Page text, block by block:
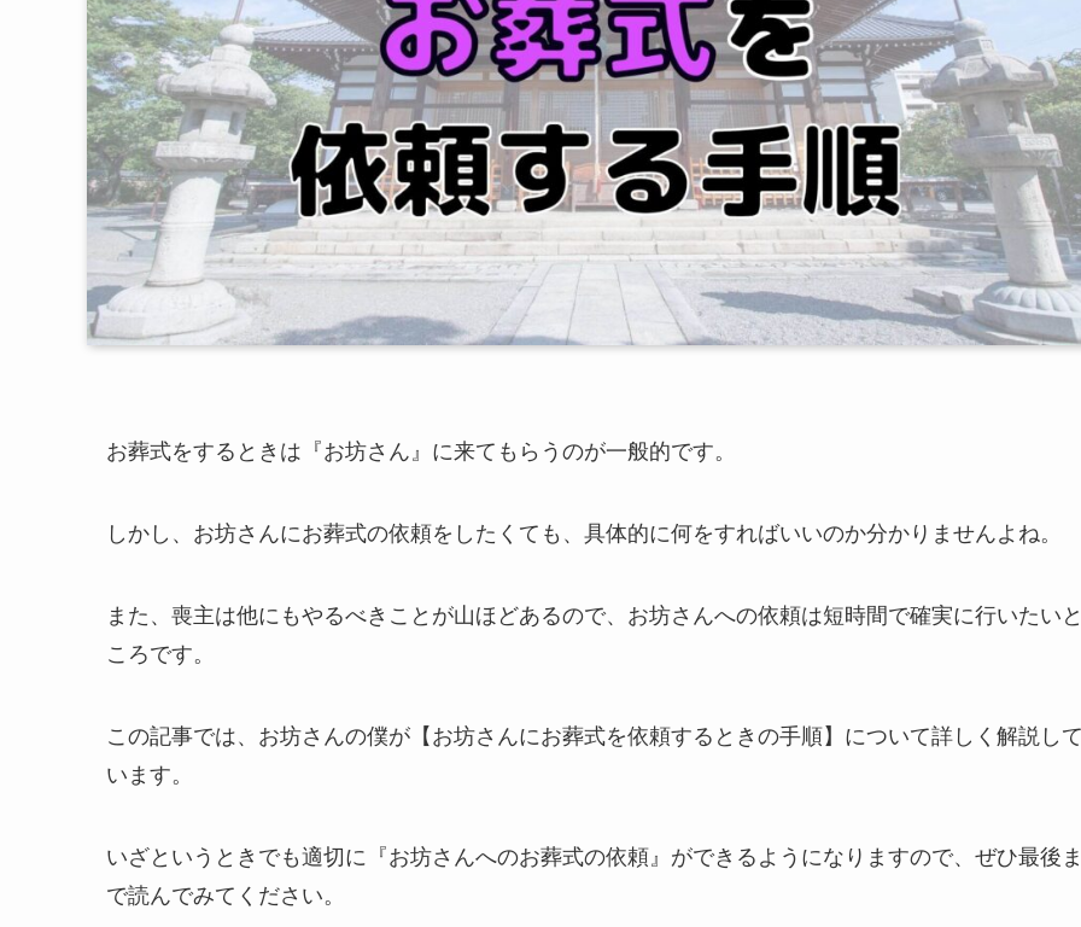
お葬式をするときは『お坊さん』に来てもらうのが一般的です。
しかし、お坊さんにお葬式の依頼をしたくても、具体的に何をすればいいのか分かりませんよね。
また、喪主は他にもやるべきことが山ほどあるので、お坊さんへの依頼は短時間で確実に行いたい
ころです。
この記事では、お坊さんの僕が 【お坊さんにお葬式を依頼するときの手順】 について詳しく解説し
います。
いざというときでも適切に『お坊さんへのお葬式の依頼』ができるようになりますので、ぜひ最後
で読んでみてください。